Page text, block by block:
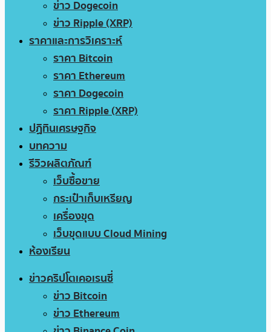
ข่าว Dogecoin
ข่าว Ripple (XRP)
ราคาและการวิเคราะห์
ราคา Bitcoin
ราคา Ethereum
ราคา Dogecoin
ราคา Ripple (XRP)
ปฏิทินเศรษฐกิจ
บทความ
รีวิวผลิตภัณฑ์
เว็บซื้อขาย
กระเป๋าเก็บเหรียญ
เครื่องขุด
เว็บขุดแบบ Cloud Mining
ห้องเรียน
ข่าวคริปโตเคอเรนซี่
ข่าว Bitcoin
ข่าว Ethereum